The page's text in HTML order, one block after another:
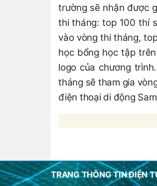
trường sẽ nhận được
thi tháng: top 100 thí
vào vòng thi tháng,
học bổng học tập
logo của chương
tháng sẽ tham gia
điện thoại di động
TRANG THÔNG TIN ĐIỆN